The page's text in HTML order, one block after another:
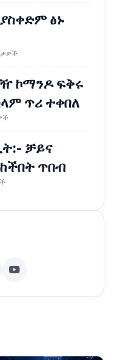
ፅኑ
ኮማንዶ ፍቅሩ
ጥሪ ተቀበለ
ቻይና
ጥበብ